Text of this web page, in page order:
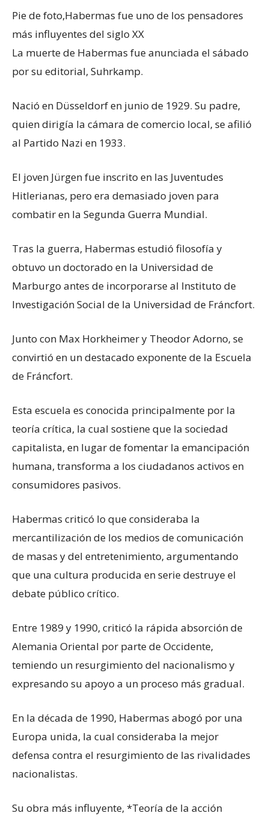
Pie de foto,Habermas fue uno de los pensadores
más influyentes del siglo XX
La muerte de Habermas fue anunciada el sábado
por su editorial, Suhrkamp.
Nació en Düsseldorf en junio de 1929. Su padre,
quien dirigía la cámara de comercio local, se afilió
al Partido Nazi en 1933.
El joven Jürgen fue inscrito en las Juventudes
Hitlerianas, pero era demasiado joven para
combatir en la Segunda Guerra Mundial.
Tras la guerra, Habermas estudió filosofía y
obtuvo un doctorado en la Universidad de
Marburgo antes de incorporarse al Instituto de
Investigación Social de la Universidad de Fráncfort.
Junto con Max Horkheimer y Theodor Adorno, se
convirtió en un destacado exponente de la Escuela
de Fráncfort.
Esta escuela es conocida principalmente por la
teoría crítica, la cual sostiene que la sociedad
capitalista, en lugar de fomentar la emancipación
humana, transforma a los ciudadanos activos en
consumidores pasivos.
Habermas criticó lo que consideraba la
mercantilización de los medios de comunicación
de masas y del entretenimiento, argumentando
que una cultura producida en serie destruye el
debate público crítico.
Entre 1989 y 1990, criticó la rápida absorción de
Alemania Oriental por parte de Occidente,
temiendo un resurgimiento del nacionalismo y
expresando su apoyo a un proceso más gradual.
En la década de 1990, Habermas abogó por una
Europa unida, la cual consideraba la mejor
defensa contra el resurgimiento de las rivalidades
nacionalistas.
Su obra más influyente, *Teoría de la acción